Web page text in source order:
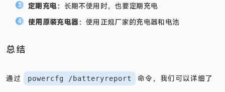
定期充电：长期不使用时，也要定期充电
使用原装充电器 ：使用正规厂家的充电器和电池
总结
通过 powercfg /batteryreport 命令，我们可以详细了